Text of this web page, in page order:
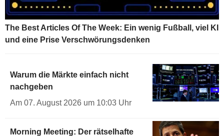
The Best Articles Of The Week: Ein wenig Fußball, viel KI
und eine Prise Verschwörungsdenken
Warum die Märkte einfach nicht
nachgeben
Am 07. August 2026 um 10:03 Uhr
Morning Meeting: Der rätselhafte